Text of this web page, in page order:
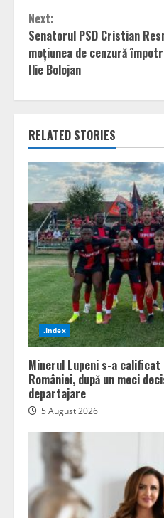
Next:
Senatorul PSD Cristian
moțiunea de cenzură
Ilie Bolojan
RELATED STORIES
.Index
Minerul Lupeni s-a calificat
României, după un meci
departajare
5 August 2026